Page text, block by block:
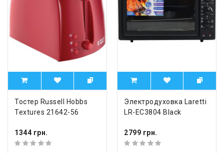
Тостер Russell Hobbs
Textures 21642-56
1344 грн.
Электродуховка Laretti
LR-EC3804 Black
2799 грн.